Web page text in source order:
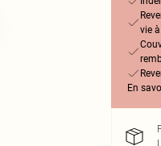
vie
En